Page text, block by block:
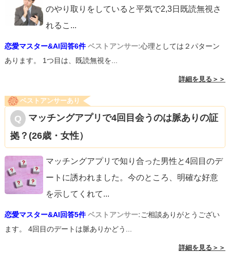
のやり取りをしていると平気で2,3日既読無視さ
れるこ ...
恋愛マスター&AI回答6件 ベストアンサー:心理としては２パターン
あります。 1つ目は、既読無視を...
詳細を見る＞＞
ベストアンサーあり
マッチングアプリで4回目会うのは脈ありの証
拠？(26歳・女性）
マッチングアプリで知り合った男性と4回目のデ
ートに誘われました。今のところ、明確な好意
を示してくれて...
恋愛マスター&AI回答5件 ベストアンサー:ご相談ありがとうござい
ます。 4回目のデートは脈ありかどう...
詳細を見る＞＞